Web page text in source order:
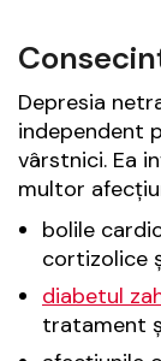
Depresia
independent
vârstnici. Ea
multor
bolile
cortizolice
diabetul
tratament